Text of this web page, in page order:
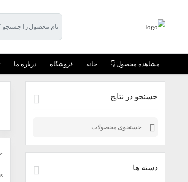
مشاهده محصول 👇 خانه فروشگاه درباره ما
جستجو در نتایج
جستجو
دسته ها